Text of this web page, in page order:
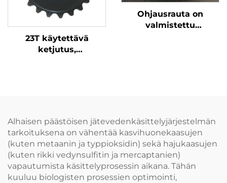
23T käytettävä
ketjutus,
Ohjausrauta on
valmistettu
Alhaisen päästöisen jätevedenkäsittelyjärjestelmän
tarkoituksena on vähentää kasvihuonekaasujen
(kuten metaanin ja typpioksidin) sekä hajukaasujen
(kuten rikki vedynsulfitin ja mercaptanien)
vapautumista käsittelyprosessin aikana. Tähän
kuuluu biologisten prosessien optimointi,